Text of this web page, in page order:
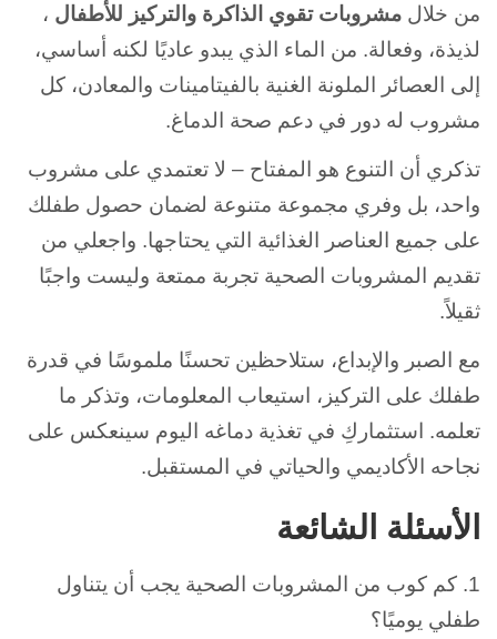
من خلال مشروبات تقوي الذاكرة والتركيز للأطفال ،
لذيذة، وفعالة. من الماء الذي يبدو عاديًا لكنه أساسي،
إلى العصائر الملونة الغنية بالفيتامينات والمعادن، كل
مشروب له دور في دعم صحة الدماغ.
تذكري أن التنوع هو المفتاح – لا تعتمدي على مشروب
واحد، بل وفري مجموعة متنوعة لضمان حصول طفلك
على جميع العناصر الغذائية التي يحتاجها. واجعلي من
تقديم المشروبات الصحية تجربة ممتعة وليست واجبًا
ثقيلاً.
مع الصبر والإبداع، ستلاحظين تحسنًا ملموسًا في قدرة
طفلك على التركيز، استيعاب المعلومات، وتذكر ما
تعلمه. استثماركِ في تغذية دماغه اليوم سينعكس على
نجاحه الأكاديمي والحياتي في المستقبل.
الأسئلة الشائعة
1. كم كوب من المشروبات الصحية يجب أن يتناول
طفلي يوميًا؟